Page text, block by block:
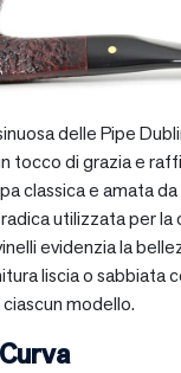
delle Pipe
tocco di grazia e
classica e amata
utilizzata per la
evidenzia la
liscia o sabbiata
modello.